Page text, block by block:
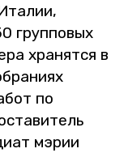
груп­по­вых
хра­нят­ся в
по
мэрии